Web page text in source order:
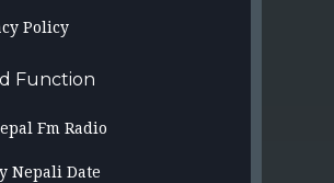
Policy
Function
Fm Radio
Nepali Date